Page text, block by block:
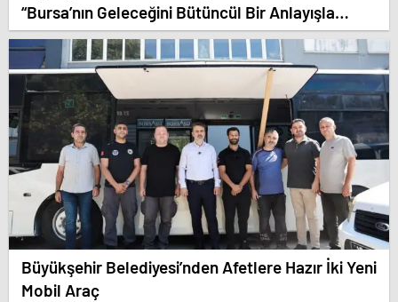
“Bursa’nın Geleceğini Bütüncül Bir Anlayışla
Planlıyoruz”
Büyükşehir Belediyesi’nden Afetlere Hazır İki Yeni
Mobil Araç